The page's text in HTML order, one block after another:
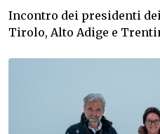
Incontro dei presidenti
Tirolo, Alto Adige e